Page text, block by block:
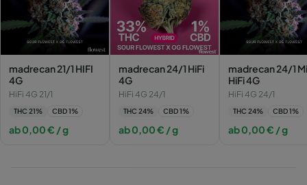
madrecan 21/1 HIFI
4G
HiFi 4G 21/1
THC 21% CBD1%
ab0,00€ / g
madrecan 24/1 HiFi
4G
HiFi 4G 24/1
THC 24% CBD1%
ab0,00€ / g
madrecan 24/1
HiFi 4G
HiFi 4G 24/1
THC 24% CBD1%
ab0,00€ / g